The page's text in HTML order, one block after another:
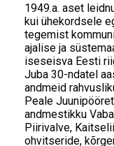
1949.a. aset
kui ühekordsele
tegemist
ajalise ja
iseseisva Eesti
Juba 30-ndatel
andmeid
Peale
andmestikku
Piirivalve,
ohvitseride,